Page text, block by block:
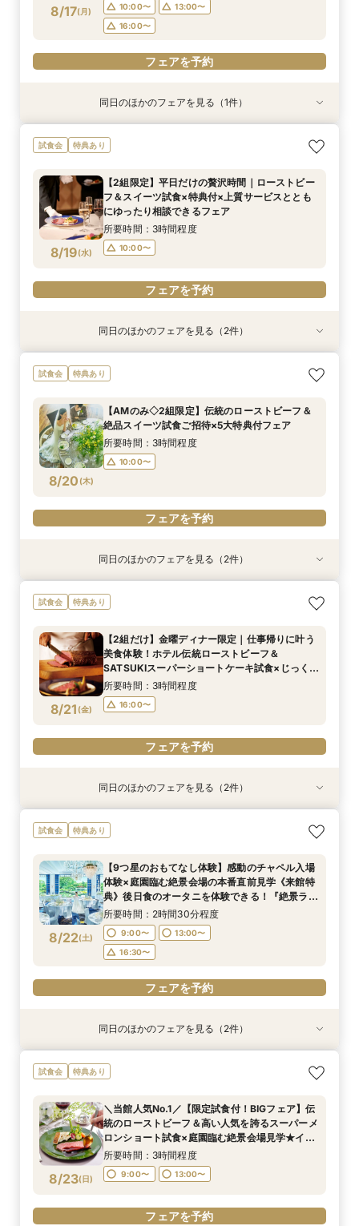
フェアを予約
フェアを予約
フェアを予約
フェアを予約
8/17(月) 10:00〜
13:00〜
16:00〜
フェアを予約
特典あり
8/17(月)
【和婚ご検討のおふたりへ】本格神殿＆1万坪の
日本庭園×話題のSATSUKIスイーツが愉しめる
所要時間：2時間程度
10:00〜
13:00〜
16:00〜
同日のほかのフェアを見る（1件）
試食会 特典あり
8/19(水)
【2組限定】平日だけの贅沢時間｜ローストビー
フ＆スイーツ試食×特典付×上質サービスととも
にゆったり相談できるフェア
所要時間：3時間程度
10:00〜
フェアを予約
特典あり
8/19(水)
【平日だからゆっくり相談】初めての見学も安
心！ホテル自慢のスイーツ×庭園×チャペル見学
10:00〜
13:00〜
16:00〜
特典あり
8/19(水)
【美しき日本の結婚式】本格神殿＆1万坪の庭園
臨む絶景会場×パティスリーSATSUKIスイーツ体
所要時間：2時間程度
16:00〜
同日のほかのフェアを見る（2件）
試食会 特典あり
8/20 (木)
【AMのみ◇2組限定】伝統のローストビーフ＆
絶品スイーツ試食ご招待×5大特典付フェア
所要時間：3時間程度
10:00〜
フェアを予約
特典あり
8/20(木)
【平日限定特典！SATSUKIスイーツ付】初見学
におすすめ！感動のセレモニー叶うチャペル見学
所要時間：2時間30分程度
10:00〜
13:00〜
16:00〜
特典あり
8/20(木)
【1万坪の日本庭園】本格神殿＆庭園臨む絶景会
場×パティスリーSATSUKIスイーツが愉しめる
所要時間：2時間程度
10:00〜
13:00〜
16:00〜
同日のほかのフェアを見る（2件）
試食会 特典あり
8/21 (金)
【2組だけ】金曜ディナー限定｜仕事帰りに叶う
美食体験！ホテル伝統ローストビーフ＆
SATSUKIスーパーショートケーキ試食×じっくり
個別相談
所要時間：3時間程度
16:00〜
フェアを予約
特典あり
8/21(金)
【初めての見学におすすめ！SATSUKIスイーツ
付】感動のセレモニー叶うチャペル見学×結婚準
所要時間：2時間30分程度
10:00〜
13:00〜
16:00〜
フェアを予約
特典あり
8/21(金)
【美しき日本の結婚式】本格神殿＆1万坪の庭園
臨む絶景会場×パティスリーSATSUKIスイーツ体
所要時間：2時間程度
10:00〜
13:00〜
16:00〜
フェアを予約
同日のほかのフェアを見る（2件）
試食会 特典あり
8/22(土)
【9つ星のおもてなし体験】感動のチャペル入場
体験×庭園臨む絶景会場の本番直前見学《来館特
典》後日食のオータニを体験できる！『絶景ラン
チビュッフェ』ご招待
所要時間：2時間30分程度
9:00〜
13:00〜
16:30〜
フェアを予約
特典あり
8/22(土)
【1万坪の日本庭園】本格神殿・庭見え会場見学
×『絶景ビュッフェ』ご招待＆フェア成約特典付
9:00〜
13:00〜
16:30〜
フェアを予約
特典あり
8/22(土)
【2〜3件目見学におすすめ】見積り×おもてなし
徹底比較×絶景ランチビュッフェ券付！ホテル婚
本命会場を見極めたい方におすすめ
所要時間：2時間30分程度
9:00〜
13:00〜
16:30〜
同日のほかのフェアを見る（2件）
試食会 特典あり
8/23(日)
＼当館人気No.1／【限定試食付！BIGフェア】伝
統のローストビーフ＆高い人気を誇るスーパーメ
ロンショート試食×庭園臨む絶景会場見学★イ
メージ膨らむチャペル入場体験もご用意！
所要時間：3時間程度
9:00〜 13:00〜
フェアを予約